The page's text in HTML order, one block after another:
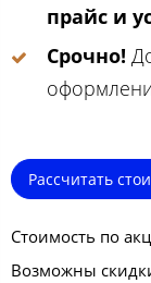
прайс и
Срочно!
Рассчитать
Стоимость по
Возможны